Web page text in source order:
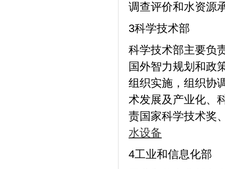
调查评价和水资源
3科学技术部
科学技术部主要负
国外智力规划和政
组织实施，组织协
术发展及产业化、
责国家科学技术奖
水设备
4工业和信息化部